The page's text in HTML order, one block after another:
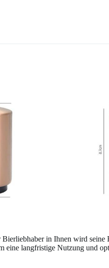
in Ihnen wird
eine langfristige Nutzung und